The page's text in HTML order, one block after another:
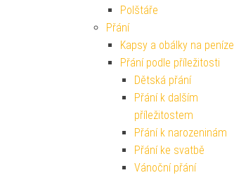
Polštáře
Přání
Kapsy a obálky na peníze
Přání podle příležitosti
Dětská přání
Přání k dalším
příležitostem
Přání k narozeninám
Přání ke svatbě
Vánoční přání